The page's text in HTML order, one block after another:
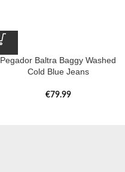
Pegador Baltra Baggy Washed
Cold Blue Jeans
€79.99